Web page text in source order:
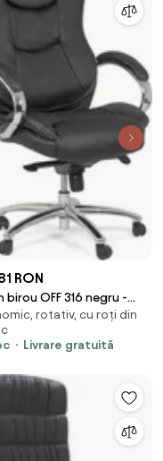
RON
birou OFF 316 negru -
150 KG
rotativ, cu roți din
Livrare gratuită